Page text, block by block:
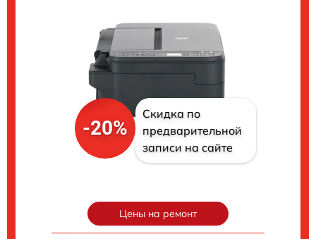
-20%
Скидка по
предварительной
записи на сайте
Цены на ремонт